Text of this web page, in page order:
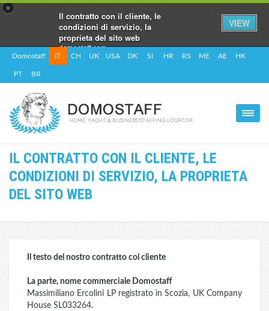
×
Il contratto con il cliente, le
condizioni di servizio, la
proprieta del sito web
domostaff.com
FREE - In Google Play
VIEW
Domostaff IT CH UK USA DK SI HR RS ME AE HK
PT BR
IL CONTRATTO CON IL CLIENTE, LE
CONDIZIONI DI SERVIZIO, LA PROPRIETA
DEL SITO WEB
Il testo del nostro contratto col cliente
La parte, nome commerciale Domostaff
Massimiliano Ercolini LP registrato in Scozia, UK Company
House SL033264.